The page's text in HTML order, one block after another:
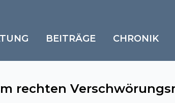
BEITRÄGE CHRONIK
rechten